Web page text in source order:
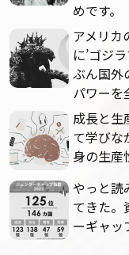
めです。
アメリカ
に’ゴジ
ぶん国外
パワーを
成長と生
て学びな
身の生産
やっと読
てきた。
ーギャッ